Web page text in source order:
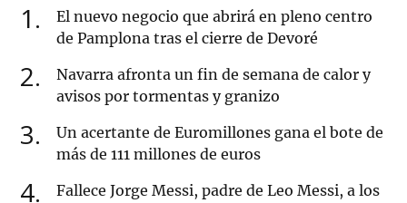
1
El nuevo negocio que abrirá en pleno centro
de Pamplona tras el cierre de Devoré
2
Navarra afronta un fin de semana de calor y
avisos por tormentas y granizo
3
Un acertante de Euromillones gana el bote de
más de 111 millones de euros
4
Fallece Jorge Messi, padre de Leo Messi, a los